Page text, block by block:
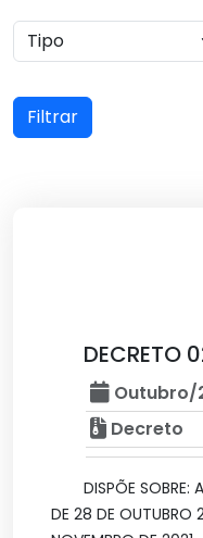
Filtrar
DECRETO
Outubro/
Decreto
DISPÕE SOBRE:
DE 28 DE OUTUBRO